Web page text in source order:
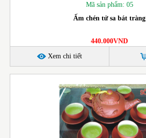
Mã sản phẩm: 05
Ấm chén tử sa bát tràng
440.000VND
Xem chi tiết